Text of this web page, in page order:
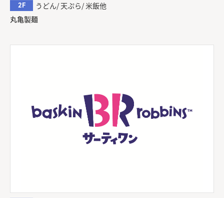
2F
うどん/ 天ぷら/ 米飯他
丸亀製麺